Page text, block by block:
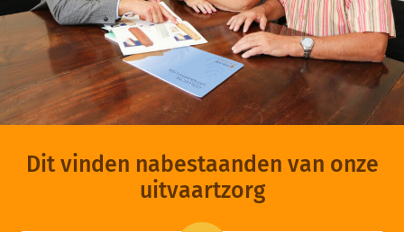
Dit vinden nabestaanden van onze
uitvaartzorg